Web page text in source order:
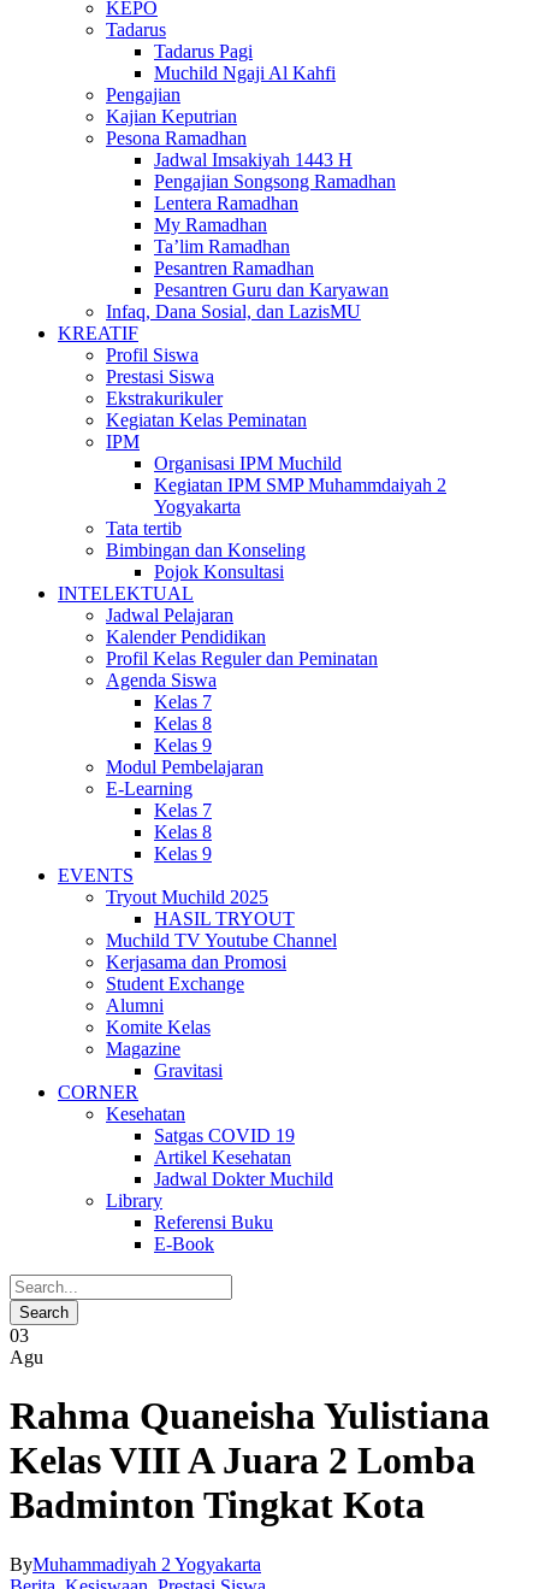
KEPO
Tadarus
Tadarus Pagi
Muchild Ngaji Al Kahfi
Pengajian
Kajian Keputrian
Pesona Ramadhan
Jadwal Imsakiyah 1443 H
Pengajian Songsong Ramadhan
Lentera Ramadhan
My Ramadhan
Ta’lim Ramadhan
Pesantren Ramadhan
Pesantren Guru dan Karyawan
Infaq, Dana Sosial, dan LazisMU
KREATIF
Profil Siswa
Prestasi Siswa
Ekstrakurikuler
Kegiatan Kelas Peminatan
IPM
Organisasi IPM Muchild
Kegiatan IPM SMP Muhammdaiyah 2
Yogyakarta
Tata tertib
Bimbingan dan Konseling
Pojok Konsultasi
INTELEKTUAL
Jadwal Pelajaran
Kalender Pendidikan
Profil Kelas Reguler dan Peminatan
Agenda Siswa
Kelas 7
Kelas 8
Kelas 9
Modul Pembelajaran
E-Learning
Kelas 7
Kelas 8
Kelas 9
EVENTS
Tryout Muchild 2025
HASIL TRYOUT
Muchild TV Youtube Channel
Kerjasama dan Promosi
Student Exchange
Alumni
Komite Kelas
Magazine
Gravitasi
CORNER
Kesehatan
Satgas COVID 19
Artikel Kesehatan
Jadwal Dokter Muchild
Library
Referensi Buku
E-Book
03
Agu
Rahma Quaneisha Yulistiana
Kelas VIII A Juara 2 Lomba
Badminton Tingkat Kota
ByMuhammadiyah 2 Yogyakarta